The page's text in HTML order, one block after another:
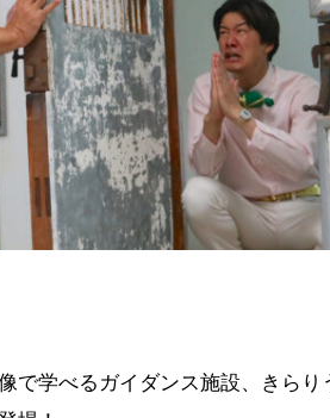
で学べるガイダンス施設、きらり